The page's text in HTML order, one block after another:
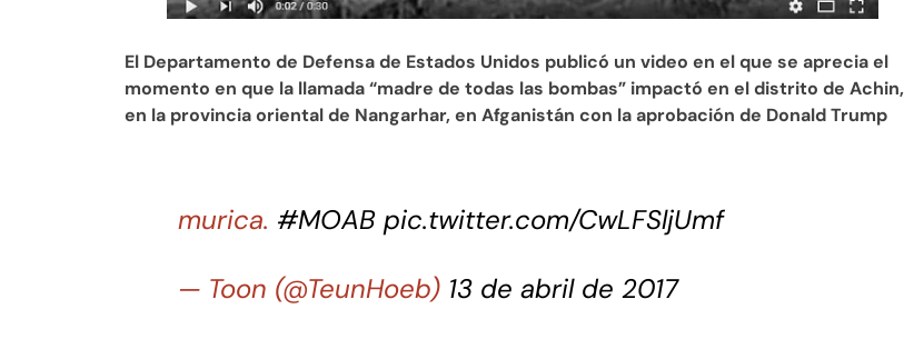
El Departamento de Defensa de Estados Unidos publicó un video en el que se aprecia el
momento en que la llamada “madre de todas las bombas” impactó en el distrito de Achin,
en la provincia oriental de Nangarhar, en Afganistán con la aprobación de Donald Trump
murica. #MOAB pic.twitter.com/CwLFSljUmf
— Toon (@TeunHoeb) 13 de abril de 2017